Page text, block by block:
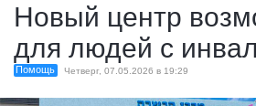
Новый центр
для людей с
Помощь Четверг, 07.05.2026 в 19:29